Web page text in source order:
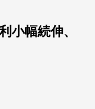
小幅続伸、